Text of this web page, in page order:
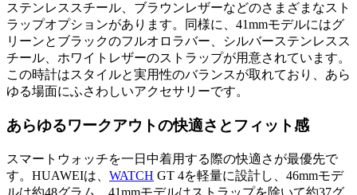
ステンレススチール、ブラウンレザーなどのさまざまなスト
ラップオプションがあります。同様に、41mmモデルにはグ
リーンとブラックのフルオロラバー、シルバーステンレスス
チール、ホワイトレザーのストラップが用意されています。
この時計はスタイルと実用性のバランスが取れており、あら
ゆる場面にふさわしいアクセサリーです。
あらゆるワークアウトの快適さとフィット感
スマートウォッチを一日中着用する際の快適さが最優先で
す。HUAWEIは、 WATCH GT 4を軽量に設計し、46mmモデ
ルは約48グラム、41mmモデルはストラップを除いて約37グ